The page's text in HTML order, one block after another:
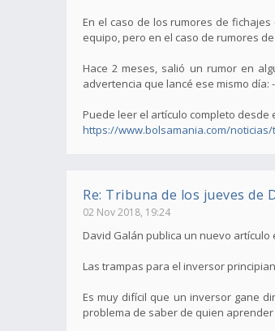
En el caso de los rumores de
equipo, pero en el caso de rumores
Hace 2 meses, salió un rumor en
advertencia que lancé ese mismo día: -
Puede leer el artículo completo desde
https://www.bolsamania.com/noticias/
Re: Tribuna de los jueves de
02 Nov 2018, 19:24
David Galán publica un nuevo
Las trampas para el inversor
Es muy difícil que un inversor gane
problema de saber de quien